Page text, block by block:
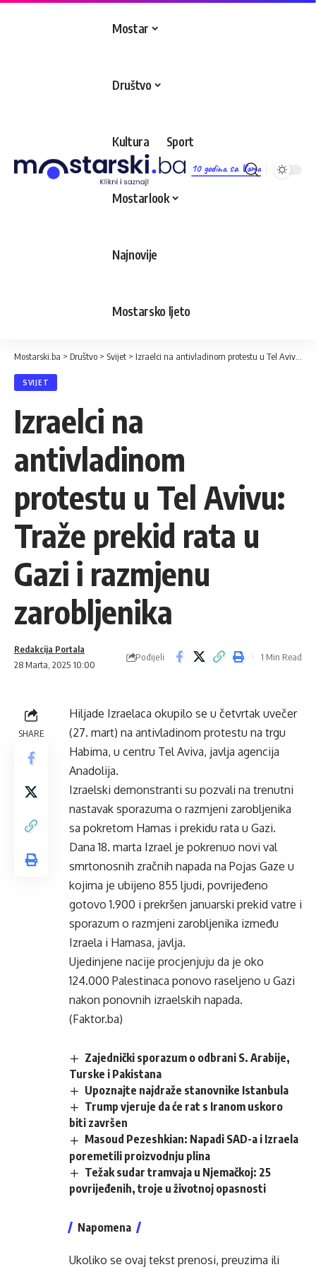
10 godina sa Vama
Mostar
Društvo
Kultura Sport
Mostarlook
Najnovije
Mostarsko ljeto
Mostarski.ba > Društvo > Svijet > Izraelci na antivladinom protestu u Tel Avivu: Traže prekid rata u Gazi i razmjenu zarobljenika
SVIJET
Izraelci na
antivladinom
protestu u Tel Avivu:
Traže prekid rata u
Gazi i razmjenu
zarobljenika
28 Marta, 2025 10:00
Redakcija Portala
Podijeli 1 Min Read
SHARE
Hiljade Izraelaca okupilo se u četvrtak uvečer
(27. mart) na antivladinom protestu na trgu
Habima, u centru Tel Aviva, javlja agencija
Anadolija.
Izraelski demonstranti su pozvali na trenutni
nastavak sporazuma o razmjeni zarobljenika
sa pokretom Hamas i prekidu rata u Gazi.
Dana 18. marta Izrael je pokrenuo novi val
smrtonosnih zračnih napada na Pojas Gaze u
kojima je ubijeno 855 ljudi, povrijeđeno
gotovo 1.900 i prekršen januarski prekid vatre i
sporazum o razmjeni zarobljenika između
Izraela i Hamasa, javlja.
Ujedinjene nacije procjenjuju da je oko
124.000 Palestinaca ponovo raseljeno u Gazi
nakon ponovnih izraelskih napada.
(Faktor.ba)
Zajednički sporazum o odbrani S. Arabije,
Turske i Pakistana
Upoznajte najdraže stanovnike Istanbula
Trump vjeruje da će rat s Iranom uskoro
biti završen
Masoud Pezeshkian: Napadi SAD-a i Izraela
poremetili proizvodnju plina
Težak sudar tramvaja u Njemačkoj: 25
povrijeđenih, troje u životnoj opasnosti
Napomena
Ukoliko se ovaj tekst prenosi, preuzima ili